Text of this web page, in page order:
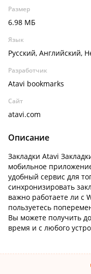
Размер
6.98 МБ
Язык
Русский, Английский,
Разработчик
Atavi bookmarks
Сайт
atavi.com
Описание
Закладки Atavi
мобильное
удобный сервис для
синхронизировать
важно работаете ли с
пользуетесь
Вы можете получить
время и с любого